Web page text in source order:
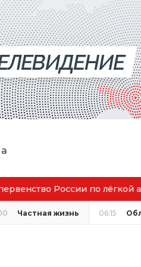
с наилучшим
Частная жизнь 06:15